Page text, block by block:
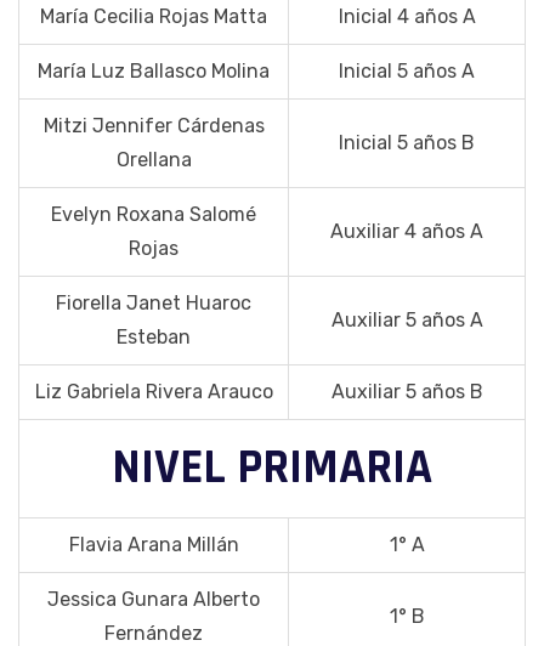
María Cecilia Rojas Matta Inicial 4 años A
María Luz Ballasco Molina Inicial 5 años A
Mitzi Jennifer Cárdenas
Orellana
Inicial 5 años B
Evelyn Roxana Salomé
Rojas
Auxiliar 4 años A
Fiorella Janet Huaroc
Esteban
Auxiliar 5 años A
Liz Gabriela Rivera Arauco Auxiliar 5 años B
NIVEL PRIMARIA
Flavia Arana Millán 1° A
Jessica Gunara Alberto
Fernández
1° B